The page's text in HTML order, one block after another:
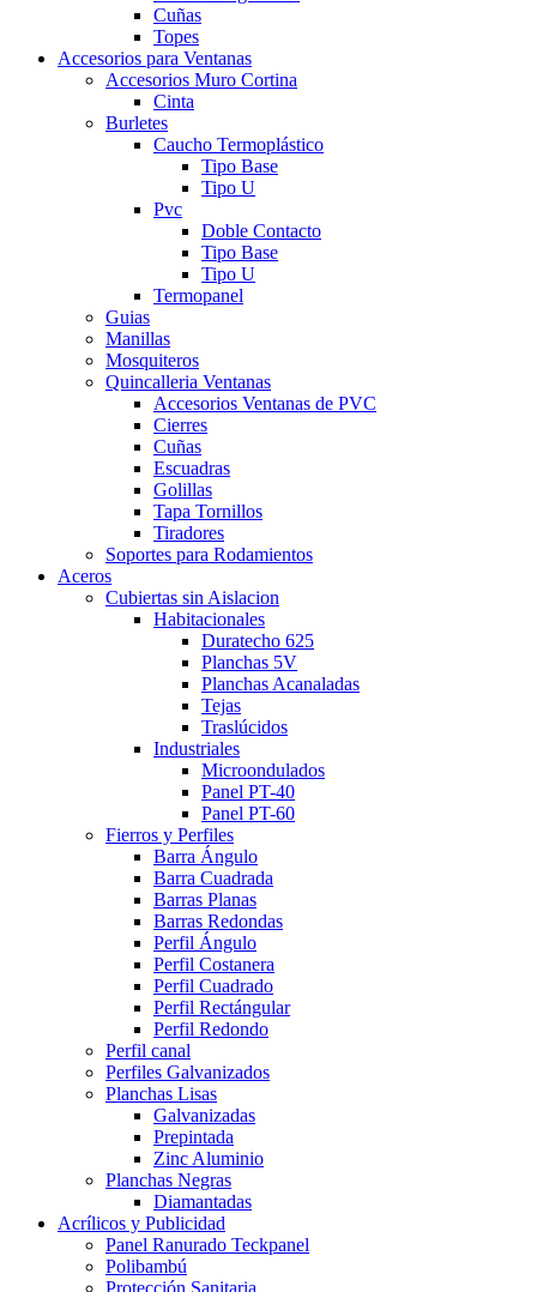
Cuñas
Topes
Accesorios para Ventanas
Accesorios Muro Cortina
Cinta
Burletes
Caucho Termoplástico
Tipo Base
Tipo U
Pvc
Doble Contacto
Tipo Base
Tipo U
Termopanel
Guias
Manillas
Mosquiteros
Quincalleria Ventanas
Accesorios Ventanas de PVC
Cierres
Cuñas
Escuadras
Golillas
Tapa Tornillos
Tiradores
Soportes para Rodamientos
Aceros
Cubiertas sin Aislacion
Habitacionales
Duratecho 625
Planchas 5V
Planchas Acanaladas
Tejas
Traslúcidos
Industriales
Microondulados
Panel PT-40
Panel PT-60
Fierros y Perfiles
Barra Ángulo
Barra Cuadrada
Barras Planas
Barras Redondas
Perfil Ángulo
Perfil Costanera
Perfil Cuadrado
Perfil Rectángular
Perfil Redondo
Perfil canal
Perfiles Galvanizados
Planchas Lisas
Galvanizadas
Prepintada
Zinc Aluminio
Planchas Negras
Diamantadas
Acrílicos y Publicidad
Panel Ranurado Teckpanel
Polibambú
Protección Sanitaria